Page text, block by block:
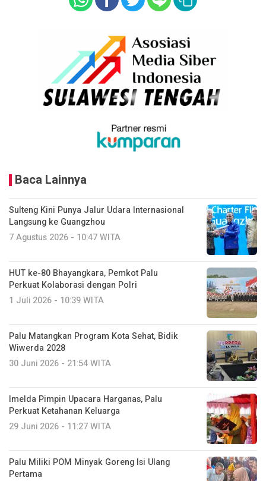
Baca Lainnya
Sulteng Kini Punya Jalur Udara Internasional
Langsung ke Guangzhou
7 Agustus 2026 - 10:47 WITA
HUT ke-80 Bhayangkara, Pemkot Palu
Perkuat Kolaborasi dengan Polri
1 Juli 2026 - 10:39 WITA
Palu Matangkan Program Kota Sehat, Bidik
Wiwerda 2028
30 Juni 2026 - 21:54 WITA
Imelda Pimpin Upacara Harganas, Palu
Perkuat Ketahanan Keluarga
29 Juni 2026 - 11:27 WITA
Palu Miliki POM Minyak Goreng Isi Ulang
Pertama